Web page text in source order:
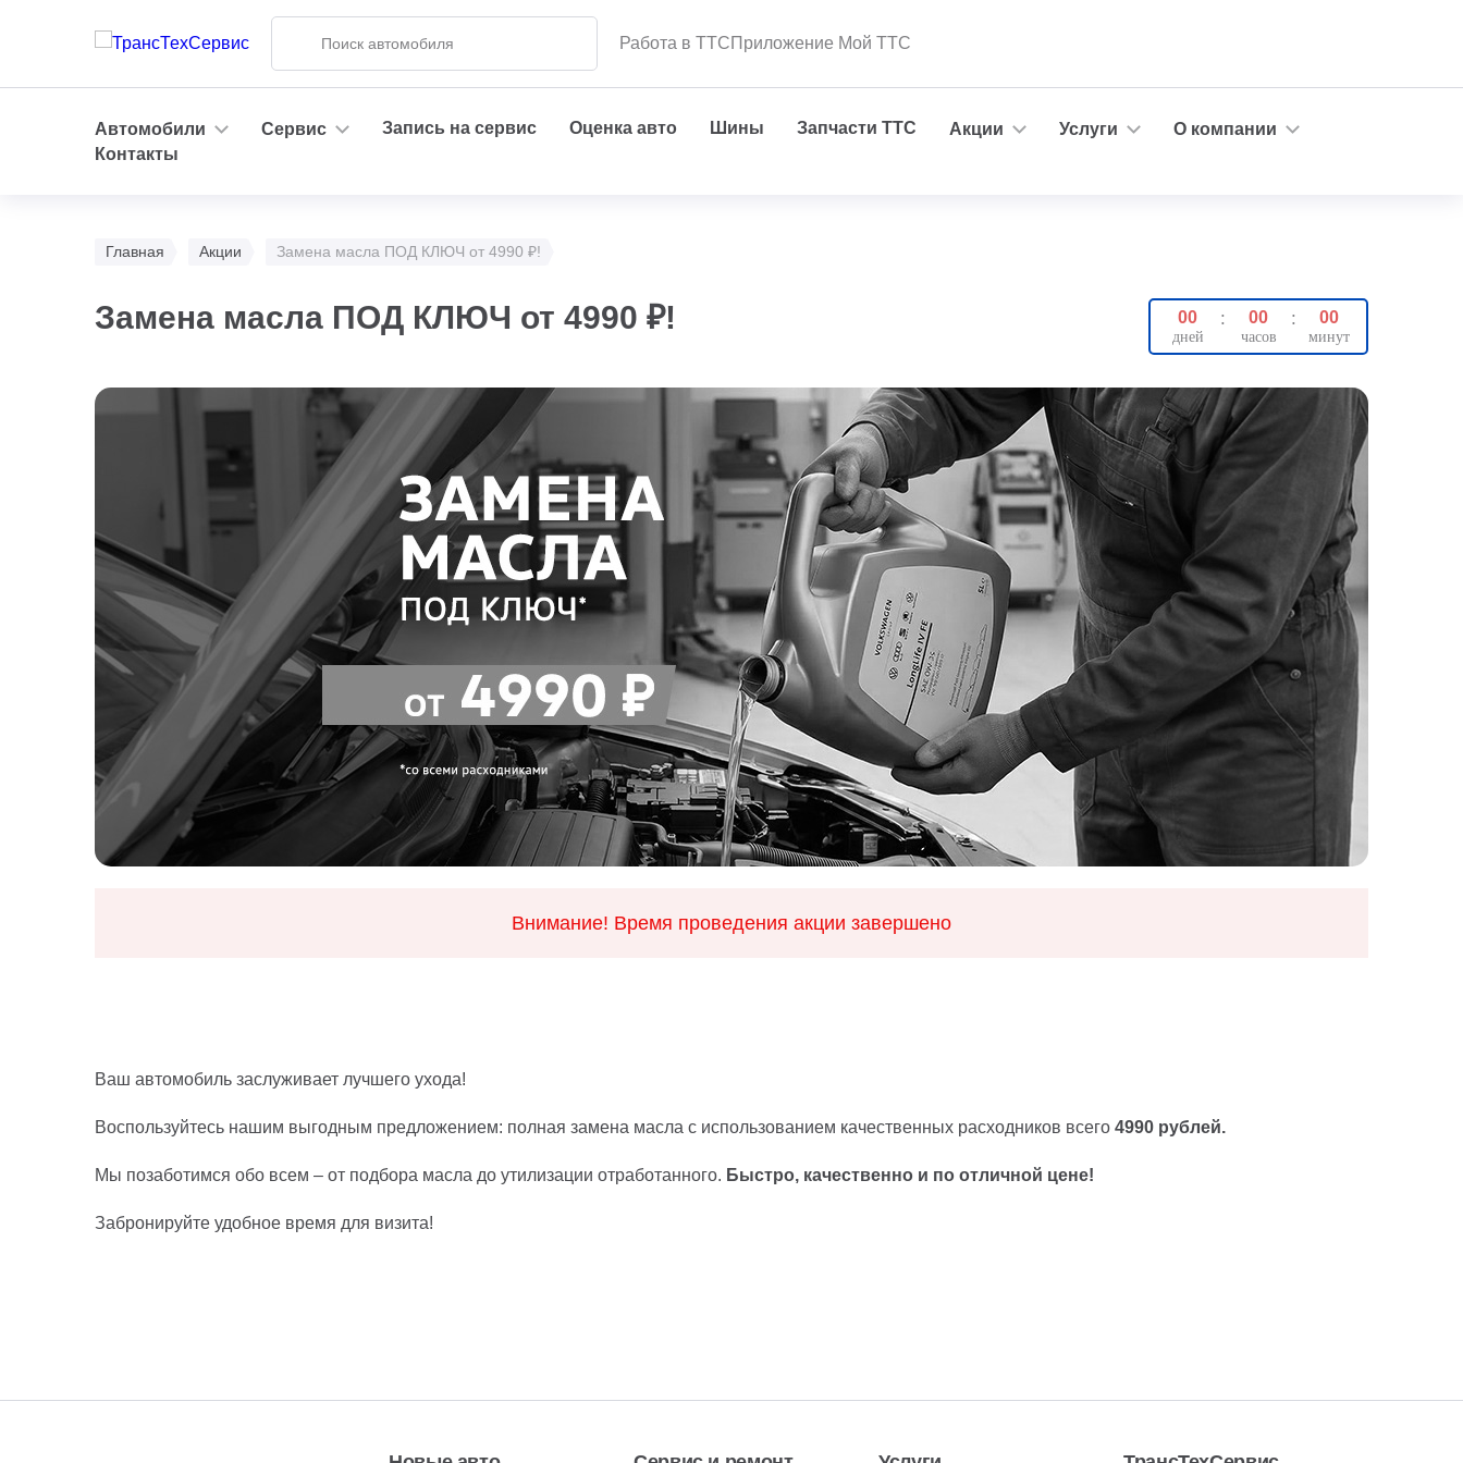
Работа в ТТСПриложение Мой ТТС
Автомобили Сервис Запись на сервис Оценка авто Шины Запчасти ТТС Акции Услуги
О компании
Контакты
Главная Акции Замена масла ПОД КЛЮЧ от 4990 ₽!
Замена масла ПОД КЛЮЧ от 4990 ₽! 00 : 00 : 00
Внимание! Время проведения акции завершено
Ваш автомобиль заслуживает лучшего ухода!
Воспользуйтесь нашим выгодным предложением: полная замена масла с использованием качественных расходников всего 4990 рублей.
Мы позаботимся обо всем – от подбора масла до утилизации отработанного. Быстро, качественно и по отличной цене!
Забронируйте удобное время для визита!